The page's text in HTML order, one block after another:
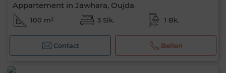
Appartement in Jawhara, Oujda
100 m² 3 Slk. 1 Bk.
Contact Bellen